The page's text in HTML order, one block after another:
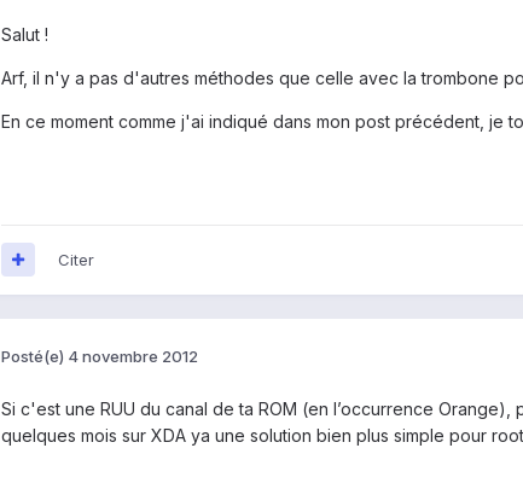
Salut !
Arf, il n'y a pas d'autres méthodes que celle avec la trombone
En ce moment comme j'ai indiqué dans mon post précédent, je
Citer
Posté(e) 4 novembre 2012
Si c'est une RUU du canal de ta ROM (en l’occurrence
quelques mois sur XDA ya une solution bien plus simple pour